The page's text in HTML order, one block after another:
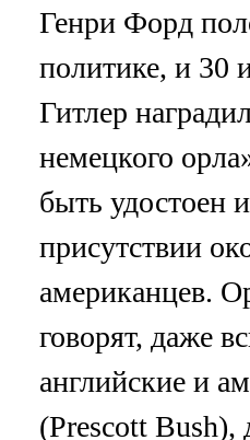
Генри Форд
политике, и 30
Гитлер
немецкого
быть удостоен
присутствии
американцев.
говорят, даже
английские и
(Prescott